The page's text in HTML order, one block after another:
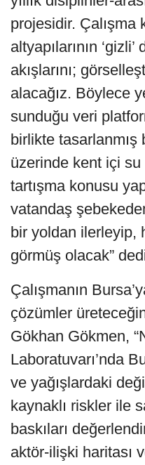
projesidir. Çalışma
altyapılarının
akışlarını;
alacağız. Böylece
sunduğu veri
birlikte tasarlanmış
üzerinde kent içi su
tartışma konusu
vatandaş
bir yoldan ilerleyip,
görmüş olacak”
Çalışmanın
çözümler
Gökhan Gökmen,
Laboratuvarı’nda
ve yağışlardaki
kaynaklı riskler ile
baskıları
aktör-ilişki haritası